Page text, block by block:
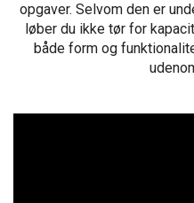
opgaver. Selvom den er
løber du ikke tør for
både form og